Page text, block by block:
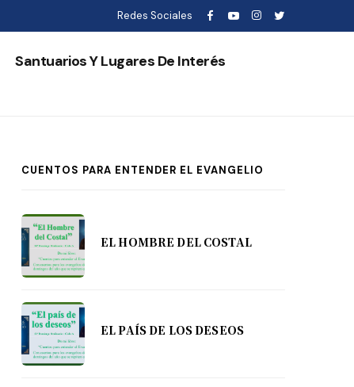
Redes Sociales
Santuarios Y Lugares De Interés
CUENTOS PARA ENTENDER EL EVANGELIO
EL HOMBRE DEL COSTAL
EL PAÍS DE LOS DESEOS